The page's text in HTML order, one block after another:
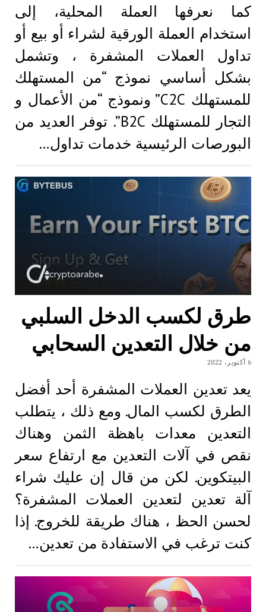
كما نعرفها العملة المحلية، إلى
استخدام العملة الورقية لشراء أو بيع أو
تداول العملات المشفرة ، وتشمل
بشكل أساسي نموذج “من المستهلك
للمستهلك C2C” ونموذج “من الأعمال و
التجار للمستهلك B2C”. توفر العديد من
البورصات الرئيسية خدمات تداول…
طرق لكسب الدخل السلبي
من خلال التعدين السحابي
6 أكتوبر، 2022
يعد تعدين العملات المشفرة أحد أفضل
الطرق لكسب المال. ومع ذلك ، يتطلب
التعدين معدات باهظة الثمن وهناك
نقص في آلات التعدين مع ارتفاع سعر
البيتكوين. لكن من قال إن عليك شراء
آلة تعدين لتعدين العملات المشفرة؟
لحسن الحظ ، هناك طريقة للخروج. إذا
كنت ترغب في الاستفادة من تعدين…